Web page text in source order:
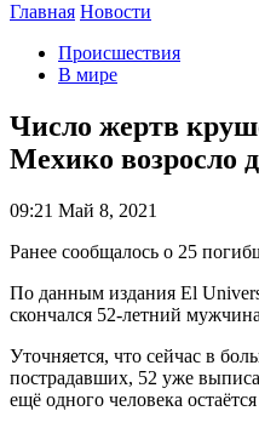
Главная Новости
Происшествия
В мире
Число жертв
Мехико возросло
09:21 Май 8, 2021
Ранее сообщалось о 25
По данным издания El
скончался 52-летний
Уточняется, что сейчас в
пострадавших, 52 уже
ещё одного человека